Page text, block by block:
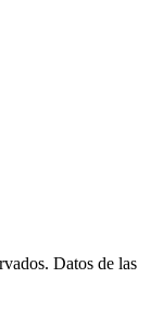
Datos de las